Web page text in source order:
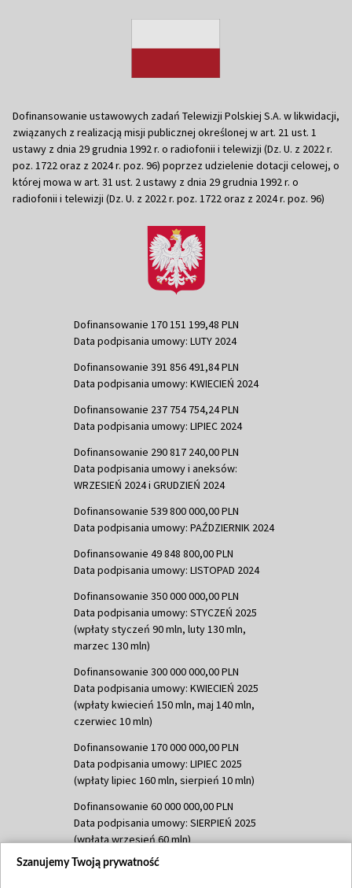
Dofinansowanie ustawowych zadań Telewizji Polskiej S.A. w likwidacji,
związanych z realizacją misji publicznej określonej w art. 21 ust. 1
ustawy z dnia 29 grudnia 1992 r. o radiofonii i telewizji (Dz. U. z 2022 r.
poz. 1722 oraz z 2024 r. poz. 96) poprzez udzielenie dotacji celowej, o
której mowa w art. 31 ust. 2 ustawy z dnia 29 grudnia 1992 r. o
radiofonii i telewizji (Dz. U. z 2022 r. poz. 1722 oraz z 2024 r. poz. 96)
Dofinansowanie 170 151 199,48 PLN
Data podpisania umowy: LUTY 2024
Dofinansowanie 391 856 491,84 PLN
Data podpisania umowy: KWIECIEŃ 2024
Dofinansowanie 237 754 754,24 PLN
Data podpisania umowy: LIPIEC 2024
Dofinansowanie 290 817 240,00 PLN
Data podpisania umowy i aneksów:
WRZESIEŃ 2024 i GRUDZIEŃ 2024
Dofinansowanie 539 800 000,00 PLN
Data podpisania umowy: PAŹDZIERNIK 2024
Dofinansowanie 49 848 800,00 PLN
Data podpisania umowy: LISTOPAD 2024
Dofinansowanie 350 000 000,00 PLN
Data podpisania umowy: STYCZEŃ 2025
(wpłaty styczeń 90 mln, luty 130 mln,
marzec 130 mln)
Dofinansowanie 300 000 000,00 PLN
Data podpisania umowy: KWIECIEŃ 2025
(wpłaty kwiecień 150 mln, maj 140 mln,
czerwiec 10 mln)
Dofinansowanie 170 000 000,00 PLN
Data podpisania umowy: LIPIEC 2025
(wpłaty lipiec 160 mln, sierpień 10 mln)
Dofinansowanie 60 000 000,00 PLN
Data podpisania umowy: SIERPIEŃ 2025
(wpłata wrzesień 60 mln)
Dofinansowanie 635 783 051,21 PLN
Szanujemy Twoją prywatność